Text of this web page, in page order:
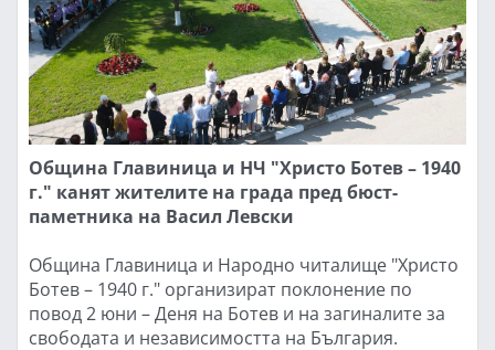
Община Главиница и НЧ "Христо Ботев – 1940
г." канят жителите на града пред бюст-
паметника на Васил Левски
Община Главиница и Народно читалище "Христо
Ботев – 1940 г." организират поклонение по
повод 2 юни – Деня на Ботев и на загиналите за
свободата и независимостта на България.